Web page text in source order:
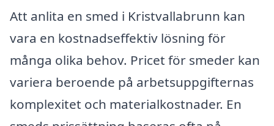
Att anlita en smed i Kristvallabrunn kan
vara en kostnadseffektiv lösning för
många olika behov. Pricet för smeder kan
variera beroende på arbetsuppgifternas
komplexitet och materialkostnader. En